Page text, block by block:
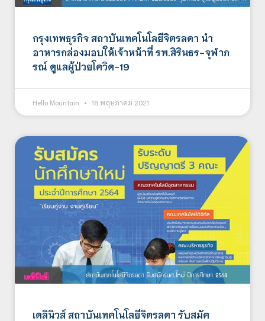
กรุงเทพธุรกิจ สถาบันเทคโนโลยีจิตรลดา นำ
อาหารกล่องมอบให้เจ้าหน้าที่ รพ.สิรินธร-จุฬาภ
รณ์ ดูแลผู้ป่วยโควิด-19
Hello Mountain 18 พฤษภาคม 2021
เดลินิวส์ สถาบันเทคโนโลยีจิตรลดา รับสมัค